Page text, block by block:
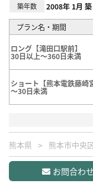
築年数 2008年 1月 築
プラン名・期間
ロング【滝田口駅前】
30日以上～360日未満
ショート【熊本電鉄藤崎
～30日未満
熊本県 熊本市中央
お問合わせ